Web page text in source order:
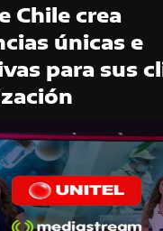
Chile crea
únicas e
para sus